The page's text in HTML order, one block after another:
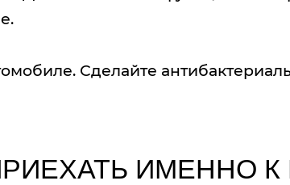
Сделайте
ИМЕННО К